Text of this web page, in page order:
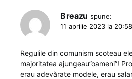
Breazu spune:
11 aprilie 2023 la 20:58
Regulile din comunism scoteau
majoritatea ajungeau”oameni”!
erau adevărate modele, erau